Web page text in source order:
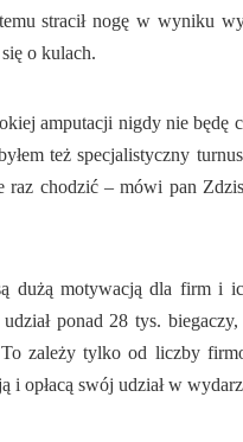
stracił nogę w wyniku
o kulach.
amputacji nigdy nie będę
też specjalistyczny
chodzić – mówi pan
dużą motywacją dla firm i
ponad 28 tys.
zależy tylko od liczby
i opłacą swój udział w